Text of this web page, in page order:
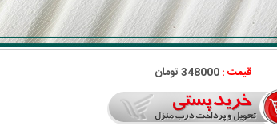
قیمت :348000 تومان